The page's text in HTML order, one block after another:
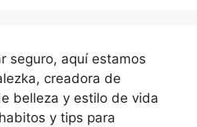
seguro, aquí estamos
creadora de
belleza y estilo de vida
y tips para